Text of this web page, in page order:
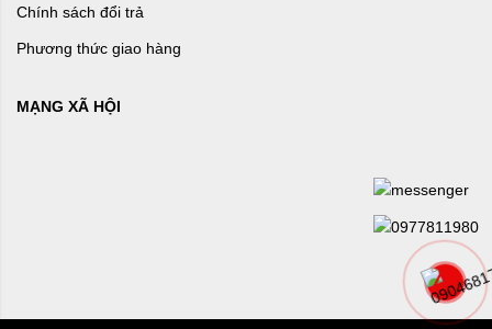
Chính sách đổi trả
Phương thức giao hàng
MẠNG XÃ HỘI